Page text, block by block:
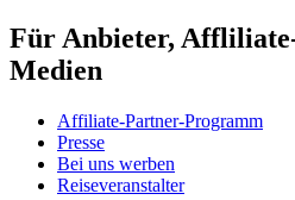
Für Anbieter,
Medien
Affiliate-Partner-Programm
Presse
Bei uns werben
Reiseveranstalter